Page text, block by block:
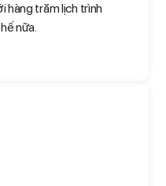
hàng trăm lịch trình
nữa.